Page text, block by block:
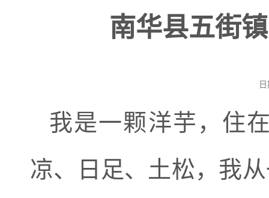
南华县五街
我是一颗洋芋，住
凉、日足、土松，我